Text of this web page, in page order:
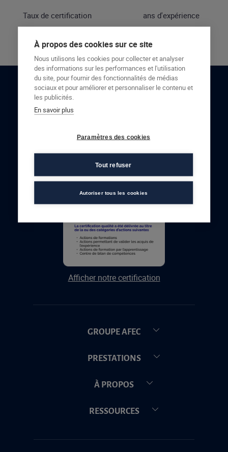
Taux de certification ans d'expérience
RESTONS EN CONTACT
Afficher notre certification
GROUPE AFEC
PRESTATIONS
À PROPOS
RESSOURCES
À propos des cookies sur ce site
Nous utilisons les cookies pour collecter et analyser
des informations sur les performances et l'utilisation
du site, pour fournir des fonctionnalités de médias
sociaux et pour améliorer et personnaliser le contenu et
les publicités.
En savoir plus
Paramètres des cookies
Tout refuser
Autoriser tous les cookies